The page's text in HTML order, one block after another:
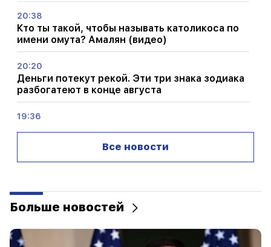
20:38
Кто ты такой, чтобы называть католикоса по
имени омута? Амалян (видео)
20:20
Деньги потекут рекой. Эти три знака зодиака
разбогатеют в конце августа
19:36
отношении Аргама Абрамяна неприемлемым
Разыскивается в рамках возбужденного
уголовного дела
Все новости
Больше новостей